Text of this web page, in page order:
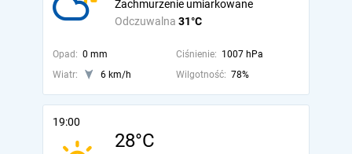
Odczuwalna 31°C
Zachmurzenie umiarkowane
Opad: 0 mm Ciśnienie: 1007 hPa
Wiatr:
6 km/h Wilgotność: 78%
19:00
28°C